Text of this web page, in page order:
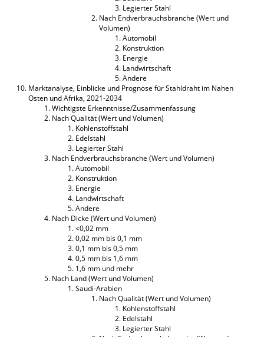
Legierter Stahl
Nach Endverbrauchsbranche (Wert und
Volumen)
Automobil
Konstruktion
Energie
Landwirtschaft
Andere
Marktanalyse, Einblicke und Prognose für Stahldraht im Nahen
Osten und Afrika, 2021-2034
Wichtigste Erkenntnisse/Zusammenfassung
Nach Qualität (Wert und Volumen)
Kohlenstoffstahl
Edelstahl
Legierter Stahl
Nach Endverbrauchsbranche (Wert und Volumen)
Automobil
Konstruktion
Energie
Landwirtschaft
Andere
Nach Dicke (Wert und Volumen)
<0,02 mm
0,02 mm bis 0,1 mm
0,1 mm bis 0,5 mm
0,5 mm bis 1,6 mm
1,6 mm und mehr
Nach Land (Wert und Volumen)
Saudi-Arabien
Nach Qualität (Wert und Volumen)
Kohlenstoffstahl
Edelstahl
Legierter Stahl